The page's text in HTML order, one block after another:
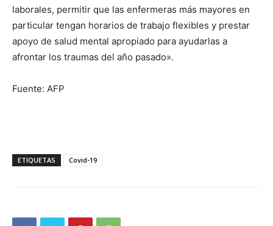
laborales, permitir que las enfermeras más mayores en
particular tengan horarios de trabajo flexibles y prestar
apoyo de salud mental apropiado para ayudarlas a
afrontar los traumas del año pasado».
Fuente: AFP
ETIQUETAS Covid-19